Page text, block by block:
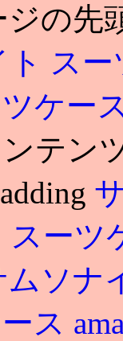
ジの先
ト ス
ケー
ンテン
スーツ
ムソナ
ス